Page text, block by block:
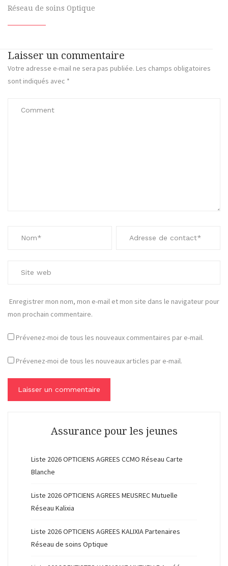
Réseau de soins Optique
Laisser un commentaire
Votre adresse e-mail ne sera pas publiée. Les champs obligatoires
sont indiqués avec *
Enregistrer mon nom, mon e-mail et mon site dans le navigateur pour
mon prochain commentaire.
Prévenez-moi de tous les nouveaux commentaires par e-mail.
Prévenez-moi de tous les nouveaux articles par e-mail.
Assurance pour les jeunes
Liste 2026 OPTICIENS AGREES CCMO Réseau Carte
Blanche
Liste 2026 OPTICIENS AGREES MEUSREC Mutuelle
Réseau Kalixia
Liste 2026 OPTICIENS AGREES KALIXIA Partenaires
Réseau de soins Optique